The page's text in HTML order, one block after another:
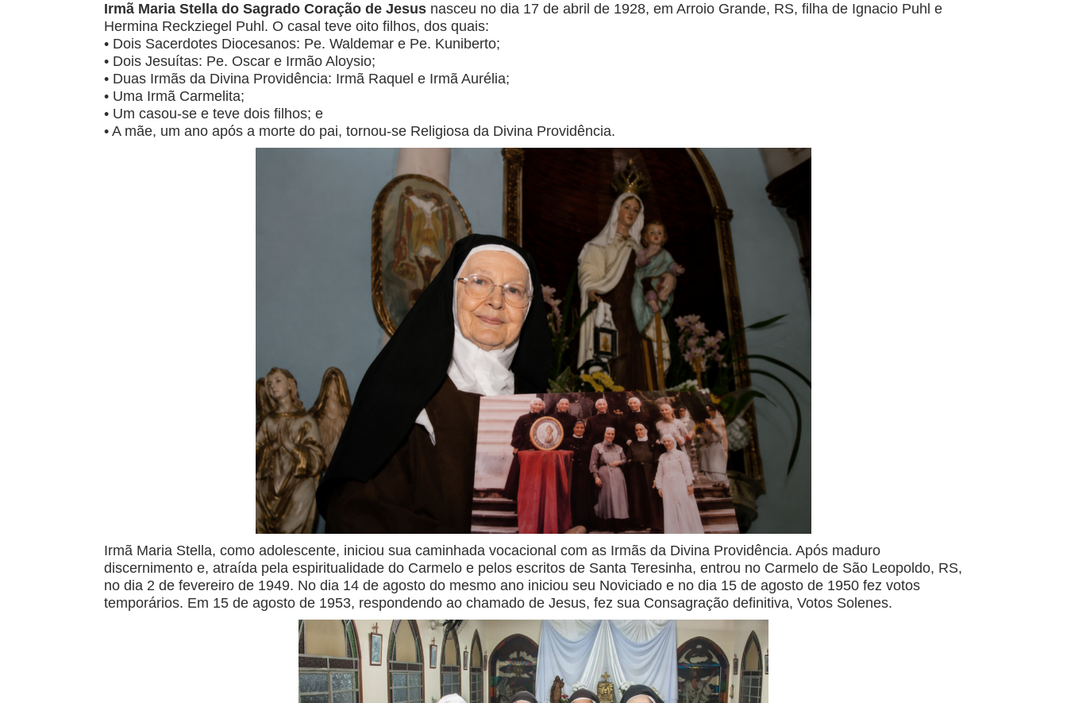
Irmã Maria Stella do Sagrado Coração de Jesusnasceu no dia 17 de abril de 1928, em Arroio Grande, RS, filha de Ignacio Puhl e
Hermina Reckziegel Puhl. O casal teve oito filhos, dos quais:
• Dois Sacerdotes Diocesanos: Pe. Waldemar e Pe. Kuniberto;
• Dois Jesuítas: Pe. Oscar e Irmão Aloysio;
• Duas Irmãs da Divina Providência: Irmã Raquel e Irmã Aurélia;
• Uma Irmã Carmelita;
• Um casou-se e teve dois filhos; e
• A mãe, um ano após a morte do pai, tornou-se Religiosa da Divina Providência.
Irmã Maria Stella, como adolescente, iniciou sua caminhada vocacional com as Irmãs da Divina Providência. Após maduro
discernimento e, atraída pela espiritualidade do Carmelo e pelos escritos de Santa Teresinha, entrou no Carmelo de São Leopoldo, RS,
no dia 2 de fevereiro de 1949. No dia 14 de agosto do mesmo ano iniciou seu Noviciado e no dia 15 de agosto de 1950 fez votos
temporários. Em 15 de agosto de 1953, respondendo ao chamado de Jesus, fez sua Consagração definitiva, Votos Solenes.